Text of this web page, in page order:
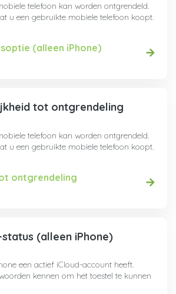
telefoon kan worden ontgrendeld.
u een gebruikte mobiele telefoon koopt.
(alleen iPhone)
tot ontgrendeling
telefoon kan worden ontgrendeld.
u een gebruikte mobiele telefoon koopt.
ontgrendeling
status (alleen iPhone)
een actief iCloud-account heeft.
kennen om het toestel te kunnen